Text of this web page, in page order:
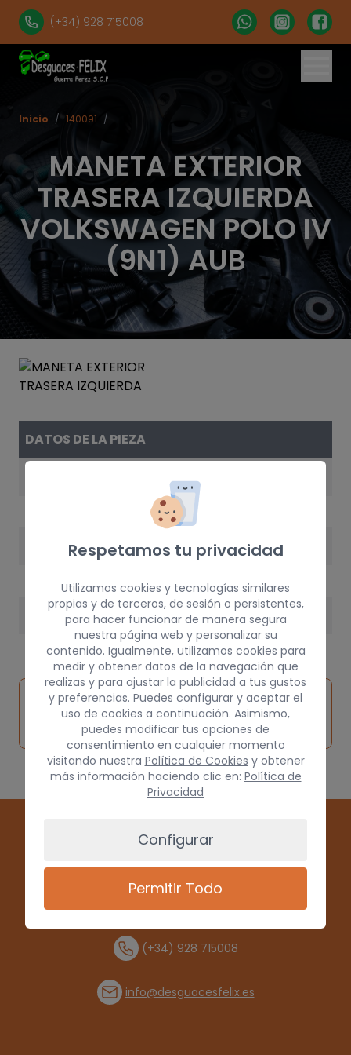
(+34) 928 715008
MANETA EXTERIOR
TRASERA IZQUIERDA
VOLKSWAGEN POLO IV
(9N1) AUB
Inicio / 140091 /
DATOS DE LA PIEZA
PESO
Inspeccionar
vehículo de
Solicitar
pieza
Consultar
por
(+34) 928 715008
info@desguacesfelix.es
Respetamos tu privacidad
Utilizamos cookies y tecnologías similares
propias y de terceros, de sesión o persistentes,
para hacer funcionar de manera segura
nuestra página web y personalizar su
contenido. Igualmente, utilizamos cookies para
medir y obtener datos de la navegación que
realizas y para ajustar la publicidad a tus gustos
y preferencias. Puedes configurar y aceptar el
uso de cookies a continuación. Asimismo,
puedes modificar tus opciones de
consentimiento en cualquier momento
visitando nuestra Política de Cookies y obtener
más información haciendo clic en: Política de
Privacidad
Configurar
Permitir Todo